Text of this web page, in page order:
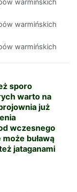
sporo
warto na
już
wczesnego
buławą
jataganami